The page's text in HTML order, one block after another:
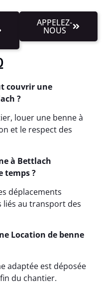
APPELEZ-
NOUS
couvrir une
?
louer une benne à
et le respect des
à Bettlach
temps ?
déplacements
liés au transport des
Location de benne
adaptée est déposée
du chantier.